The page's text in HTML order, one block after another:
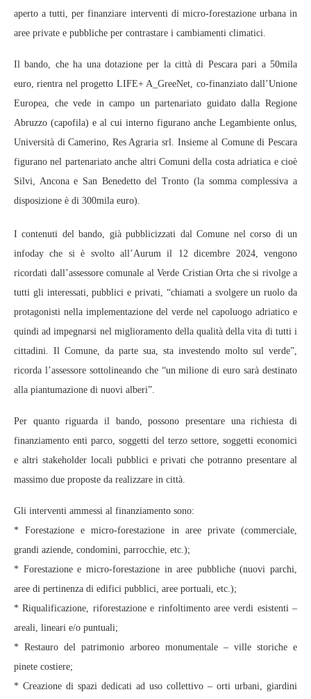
aperto a tutti, per finanziare interventi di micro-forestazione urbana in
aree private e pubbliche per contrastare i cambiamenti climatici.
Il bando, che ha una dotazione per la città di Pescara pari a 50mila
euro, rientra nel progetto LIFE+ A_GreeNet, co-finanziato dall’Unione
Europea, che vede in campo un partenariato guidato dalla Regione
Abruzzo (capofila) e al cui interno figurano anche Legambiente onlus,
Università di Camerino, Res Agraria srl. Insieme al Comune di Pescara
figurano nel partenariato anche altri Comuni della costa adriatica e cioè
Silvi, Ancona e San Benedetto del Tronto (la somma complessiva a
disposizione è di 300mila euro).
I contenuti del bando, già pubblicizzati dal Comune nel corso di un
infoday che si è svolto all’Aurum il 12 dicembre 2024, vengono
ricordati dall’assessore comunale al Verde Cristian Orta che si rivolge a
tutti gli interessati, pubblici e privati, “chiamati a svolgere un ruolo da
protagonisti nella implementazione del verde nel capoluogo adriatico e
quindi ad impegnarsi nel miglioramento della qualità della vita di tutti i
cittadini. Il Comune, da parte sua, sta investendo molto sul verde”,
ricorda l’assessore sottolineando che “un milione di euro sarà destinato
alla piantumazione di nuovi alberi”.
Per quanto riguarda il bando, possono presentare una richiesta di
finanziamento enti parco, soggetti del terzo settore, soggetti economici
e altri stakeholder locali pubblici e privati che potranno presentare al
massimo due proposte da realizzare in città.
Gli interventi ammessi al finanziamento sono:
* Forestazione e micro-forestazione in aree private (commerciale,
grandi aziende, condomini, parrocchie, etc.);
* Forestazione e micro-forestazione in aree pubbliche (nuovi parchi,
aree di pertinenza di edifici pubblici, aree portuali, etc.);
* Riqualificazione, riforestazione e rinfoltimento aree verdi esistenti –
areali, lineari e/o puntuali;
* Restauro del patrimonio arboreo monumentale – ville storiche e
pinete costiere;
* Creazione di spazi dedicati ad uso collettivo – orti urbani, giardini